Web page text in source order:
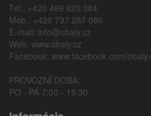
Tel.: +420 469 620 384
Mob.: +420 737 287 080
E-mail: info@obaly.cz
Web: www.obaly.cz
Facebook: www.facebook.com/
PROVOZNÍ DOBA:
PO - PÁ 7:00 - 15:30